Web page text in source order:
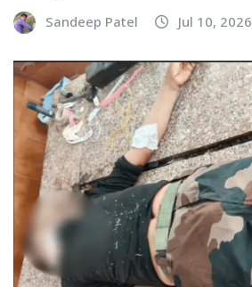
Sandeep Patel Jul 10, 2026